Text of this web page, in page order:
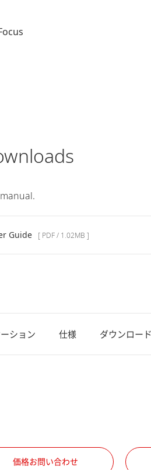
Guide [ PDF / 1.02MB ]
ション 仕様 ダウンロード
価格お問い合わせ